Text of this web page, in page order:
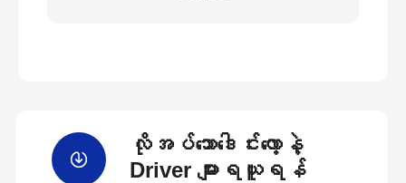
လိုအပ်သောဒေါင်းလော့နဲ့
Driver များရယူရန်